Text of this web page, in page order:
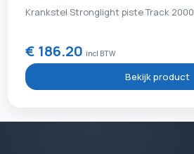
Krankstel Stronglight piste Track 2000
€ 186.20 incl BTW
Bekijk product